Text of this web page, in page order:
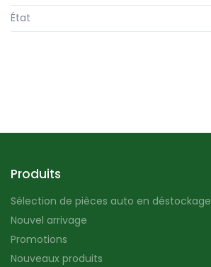
État
Produits
Sélection de pièces auto en déstockage
Nouvel arrivage
Promotions
Nouveaux produits